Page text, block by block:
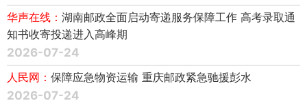
华声在线： 湖南邮政全面启动寄递服务保障工作 高考录取通
知书收寄投递进入高峰期
2026-07-24
人民网： 保障应急物资运输 重庆邮政紧急驰援彭水
2026-07-24